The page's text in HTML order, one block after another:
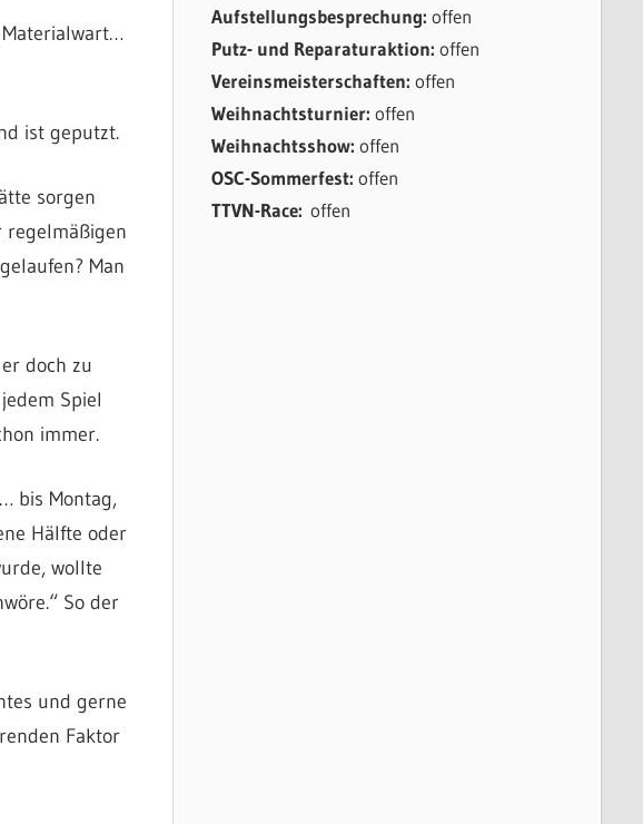
ist geputzt.
sorgen
regelmäßigen
Man
doch zu
Spiel
immer.
bis Montag,
Hälfte oder
wollte
So der
und gerne
Faktor
Aufstellungsbesprechung: offen
Putz- und Reparaturaktion: offen
Vereinsmeisterschaften: offen
Weihnachtsturnier: offen
Weihnachtsshow: offen
OSC-Sommerfest: offen
TTVN-Race: offen